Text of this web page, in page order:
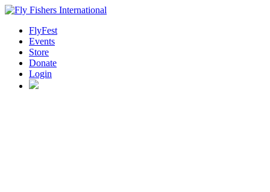
FlyFest
Events
Store
Donate
Login